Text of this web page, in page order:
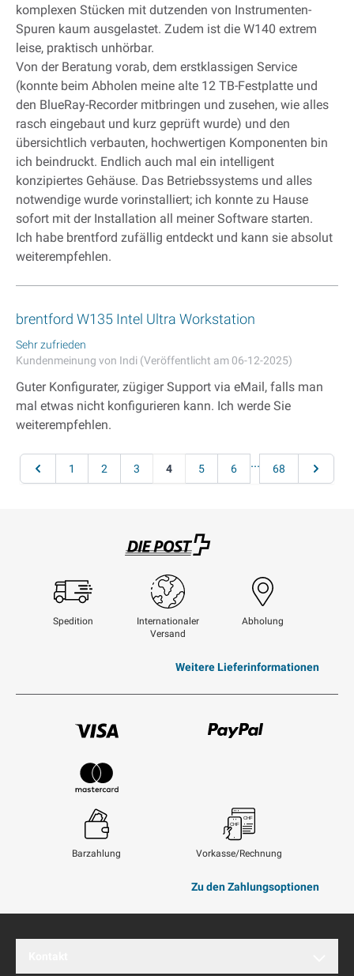
komplexen Stücken mit dutzenden von Instrumenten-
Spuren kaum ausgelastet. Zudem ist die W140 extrem
leise, praktisch unhörbar.
Von der Beratung vorab, dem erstklassigen Service
(konnte beim Abholen meine alte 12 TB-Festplatte und
den BlueRay-Recorder mitbringen und zusehen, wie alles
rasch eingebaut und kurz geprüft wurde) und den
übersichtlich verbauten, hochwertigen Komponenten bin
ich beindruckt. Endlich auch mal ein intelligent
konzipiertes Gehäuse. Das Betriebssystems und alles
notwendige wurde vorinstalliert; ich konnte zu Hause
sofort mit der Installation all meiner Software starten.
Ich habe brentford zufällig entdeckt und kann sie absolut
weiterempfehlen.
brentford W135 Intel Ultra Workstation
Sehr zufrieden
Kundenmeinung von Indi (Veröffentlicht am 06-12-2025)
Guter Konfigurater, zügiger Support via eMail, falls man
mal etwas nicht konfigurieren kann. Ich werde Sie
weiterempfehlen.
Seite
Seite Seite
1 Seite
2 Seite
3 Sie lesen gerade Seite
4 Seite
5 Seite
6 ... Seite
68 Seite
Swisspost
Spedition
Internationaler
Versand
Abholung
Weitere Lieferinformationen
Barzahlung Vorkasse/Rechnung
Zu den Zahlungsoptionen